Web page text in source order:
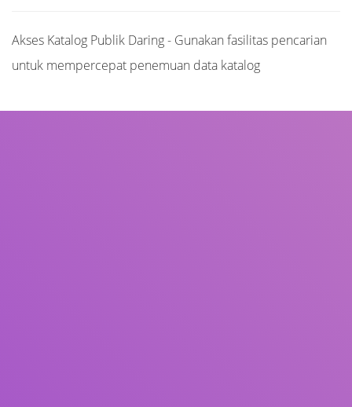
Akses Katalog Publik Daring - Gunakan fasilitas pencarian
untuk mempercepat penemuan data katalog